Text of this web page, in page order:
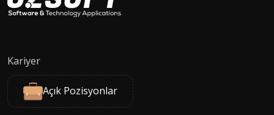
Kariyer
Açık Pozisyonlar